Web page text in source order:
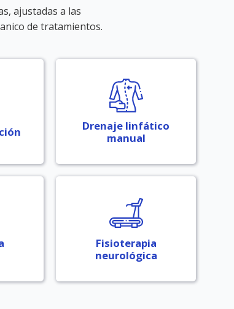
ajustadas a las
de tratamientos.
Drenaje linfático
manual
Fisioterapia
neurológica